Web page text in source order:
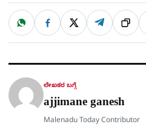
ಹಂಚಿಕೊಳ್ಳಿ
W
a
t
p
F
c
e
o
X T
l
e
a
ಲಿಂ
ಕ್
ಲೇಖಕರ ಬಗ್ಗೆ
ajjimane ganesh
Malenadu Today Contributor